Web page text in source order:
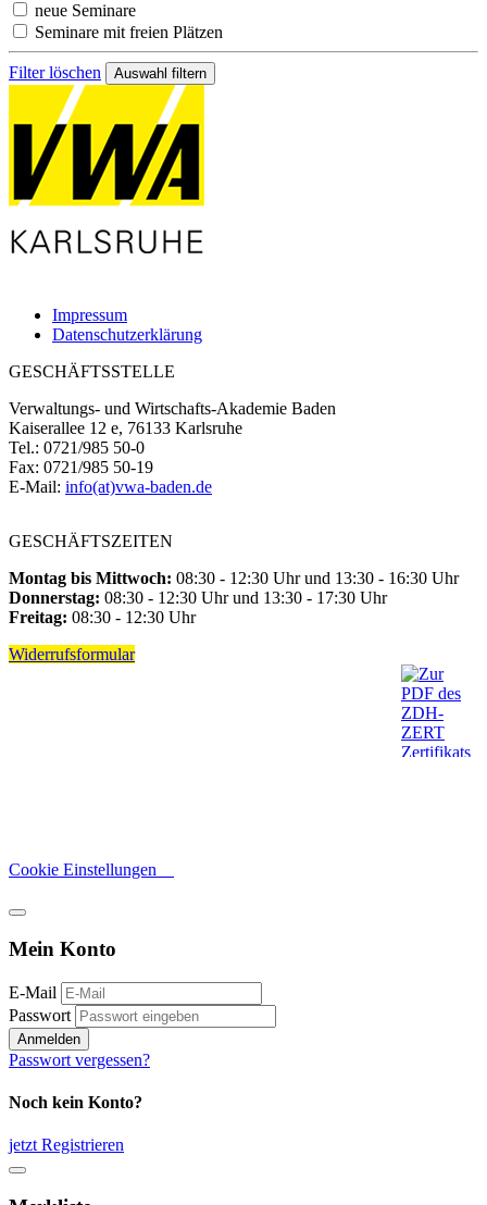
neue Seminare
Seminare mit freien Plätzen
Filter löschen
Impressum
Datenschutzerklärung
GESCHÄFTSSTELLE
Verwaltungs- und Wirtschafts-Akademie Baden
Kaiserallee 12 e, 76133 Karlsruhe
Tel.: 0721/985 50-0
Fax: 0721/985 50-19
E-Mail: info(at)vwa-baden.de
GESCHÄFTSZEITEN
Montag bis Mittwoch: 08:30 - 12:30 Uhr und 13:30 - 16:30 Uhr
Donnerstag: 08:30 - 12:30 Uhr und 13:30 - 17:30 Uhr
Freitag: 08:30 - 12:30 Uhr
Widerrufsformular
Cookie Einstellungen
Mein Konto
E-Mail
Passwort
Anmelden
Passwort vergessen?
Noch kein Konto?
jetzt Registrieren